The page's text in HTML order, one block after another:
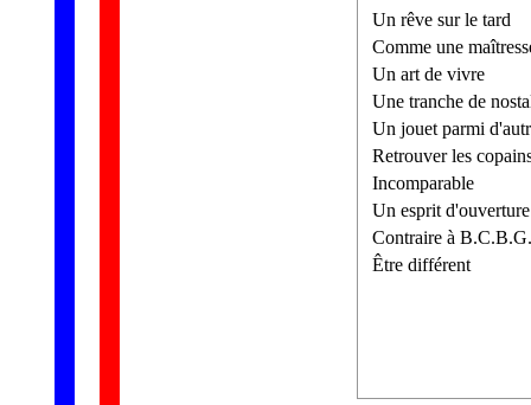
Un rêve sur le tard
Comme une
Un art de vivre
Une tranche de
Un jouet parmi
Retrouver les
Incomparable
Un esprit d'ouverture
Contraire à B.C.B.G.
Être différent